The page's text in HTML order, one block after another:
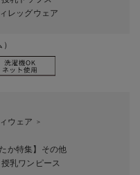
レッグウェア
ウェア ＞
か特集】その他
授乳ワンピース